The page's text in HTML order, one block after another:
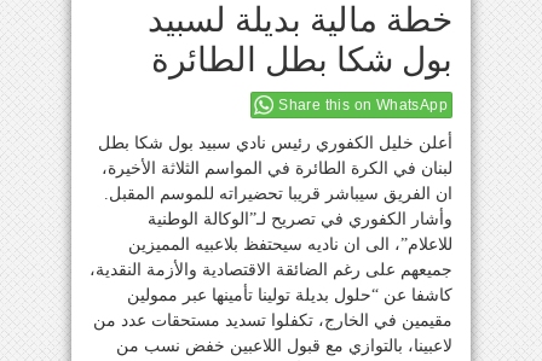
خطة مالية بديلة لسبيد
بول شكا بطل الطائرة
Share this on WhatsApp
أعلن خليل الكفوري رئيس نادي سبيد بول شكا بطل
لبنان في الكرة الطائرة في المواسم الثلاثة الأخيرة،
ان الفريق سيباشر قريبا تحضيراته للموسم المقبل.
وأشار الكفوري في تصريح لـ”الوكالة الوطنية
للاعلام”، الى ان ناديه سيحتفظ بلاعبيه المميزين
جميعهم على رغم الضائقة الاقتصادية والأزمة النقدية،
كاشفا عن “حلول بديلة تولينا تأمينها عبر ممولين
مقيمين في الخارج، تكفلوا تسديد مستحقات عدد من
لاعبينا، بالتوازي مع قبول اللاعبين خفض نسب من